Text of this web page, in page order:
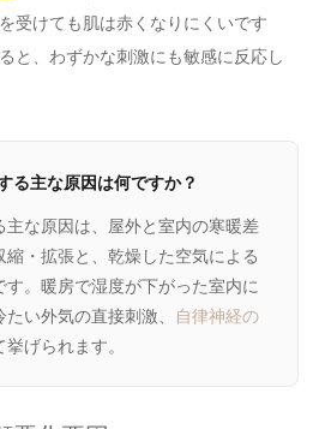
受けても肌は赤くなりにくいです
と、わずかな刺激にも敏感に反応し
る主な原因は何ですか？
主な原因は、屋外と室内の寒暖差
縮・拡張と、乾燥した空気による
す。暖房で湿度が下がった室内に
い外気の直接刺激、
自律神経の
げられます。